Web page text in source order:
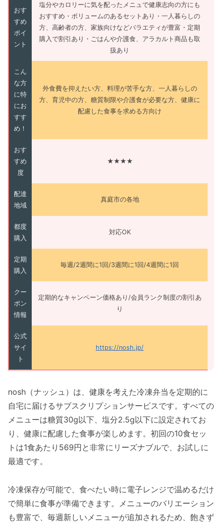
おす
すめ
ポイ
ント
塩分やカロリーに気を配ったメニュで健康志向の方にも
おすすめ・ボリュームのあるセットあり・一人暮らしの
方、高齢者の方、家族向けなどバラエティが豊富・定期
購入で割引あり・ごはんや介護食、アラカルト商品も取
扱あり
こん
な方
に特
にお
すす
め！
外食費を抑えたい方、料理が苦手な方、一人暮らしの
方、育児中の方、糖質制限や介護食が必要な方、健康に
配慮した食事を求める方向け
おす
すめ
度
★★★★
配達
地域
真庭市の各地
都度
購入
対応OK
定期
購入
毎週/2週間に1回/3週間に1回/4週間に1回
クー
ポン
情報
定期的なキャンペーン価格あり/会員ランク制度の割引あ
り
公式
サイ
ト
https://nosh.jp/
nosh（ナッシュ）は、健康を考えた冷凍弁当を定期的に
自宅に届けるサブスクリプションサービスです。すべての
メニューは糖質30g以下、塩分2.5g以下に設定されてお
り、健康に配慮した食事が楽しめます。初回の10食セッ
トは1食あたり569円と非常にリーズナブルで、お試しに
最適です。
冷凍保存が可能で、食べたい時に電子レンジで温めるだけ
で簡単に食事が準備できます。メニューのバリエーション
も豊富で、毎週新しいメニューが追加されるため、飽きず